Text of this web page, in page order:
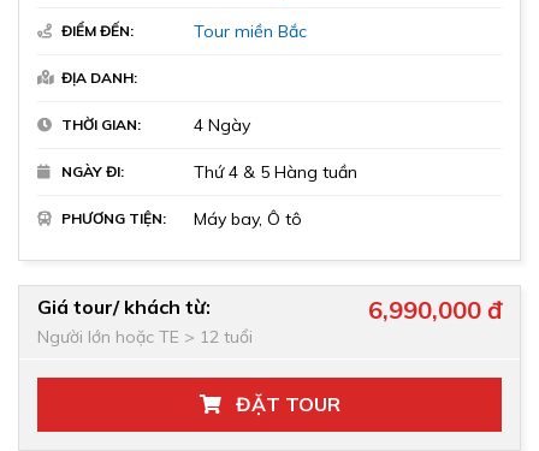
ĐIỂM ĐẾN: Tour miền Bắc
ĐỊA DANH:
THỜI GIAN: 4 Ngày
NGÀY ĐI: Thứ 4 & 5 Hàng tuần
PHƯƠNG TIỆN: Máy bay, Ô tô
Giá tour/ khách từ:
Người lớn hoặc TE > 12 tuổi
6,990,000 đ
ĐẶT TOUR